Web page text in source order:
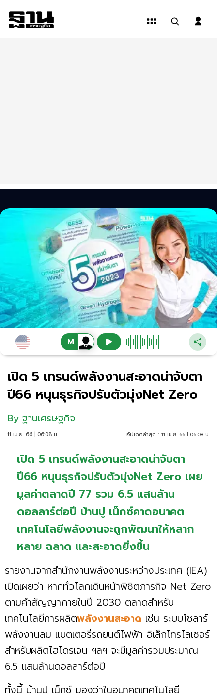
เปิด 5 เทรนด์พลังงานสะอาดน่าจับตา
ปี66 หนุนธุรกิจปรับตัวมุ่งNet Zero
By ฐานเศรษฐกิจ
11 เม.ย. 66 | 06:08 น. อัปเดตล่าสุด : 11 เม.ย. 66 | 06:08 น.
เปิด 5 เทรนด์พลังงานสะอาดน่าจับตา
ปี66 หนุนธุรกิจปรับตัวมุ่งNet Zero เผย
มูลค่าตลาดปี 77 รวม 6.5 แสนล้าน
ดอลลาร์ต่อปี บ้านปู เน็กซ์คาดอนาคต
เทคโนโลยีพลังงานจะถูกพัฒนาให้หลาก
หลาย ฉลาด และสะอาดยิ่งขึ้น
รายงานจากสำนักงานพลังงานระหว่างประเทศ (IEA)
เปิดเผยว่า หากทั่วโลกเดินหน้าพิชิตภารกิจ Net Zero
ตามคำสัญญาภายในปี 2030 ตลาดสำหรับ
เทคโนโลยีการผลิตพลังงานสะอาด เช่น ระบบโซลาร์
พลังงานลม แบตเตอรี่รถยนต์ไฟฟ้า อิเล็กโทรไลเซอร์
สำหรับผลิตไฮโดรเจน ฯลฯ จะมีมูลค่ารวมประมาณ
6.5 แสนล้านดอลลาร์ต่อปี
ทั้งนี้ บ้านปู เน็กซ์ มองว่าในอนาคตเทคโนโลยี